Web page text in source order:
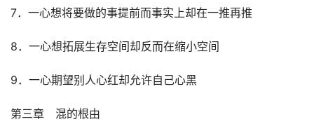
7．一心想将要做的事提前而事实上却在一推再推
8．一心想拓展生存空间却反而在缩小空间
9．一心期望别人心红却允许自己心黑
第三章　混的根由